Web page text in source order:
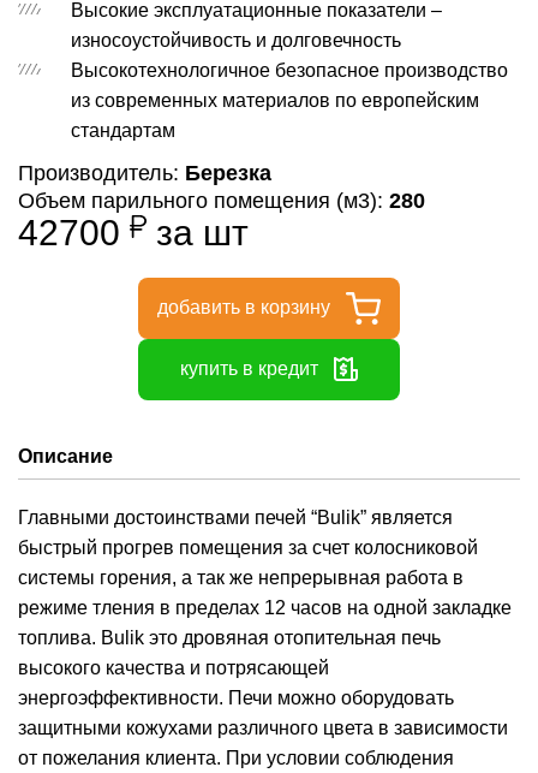
Высокие эксплуатационные показатели –
износоустойчивость и долговечность
Высокотехнологичное безопасное производство
из современных материалов по европейским
стандартам
Производитель: Березка
Объем парильного помещения (м3): 280
42700 за шт
добавить в корзину
купить в кредит
Описание
Главными достоинствами печей “Bulik” является
быстрый прогрев помещения за счет колосниковой
системы горения, а так же непрерывная работа в
режиме тления в пределах 12 часов на одной закладке
топлива. Bulik это дровяная отопительная печь
высокого качества и потрясающей
энергоэффективности. Печи можно оборудовать
защитными кожухами различного цвета в зависимости
от пожелания клиента. При условии соблюдения